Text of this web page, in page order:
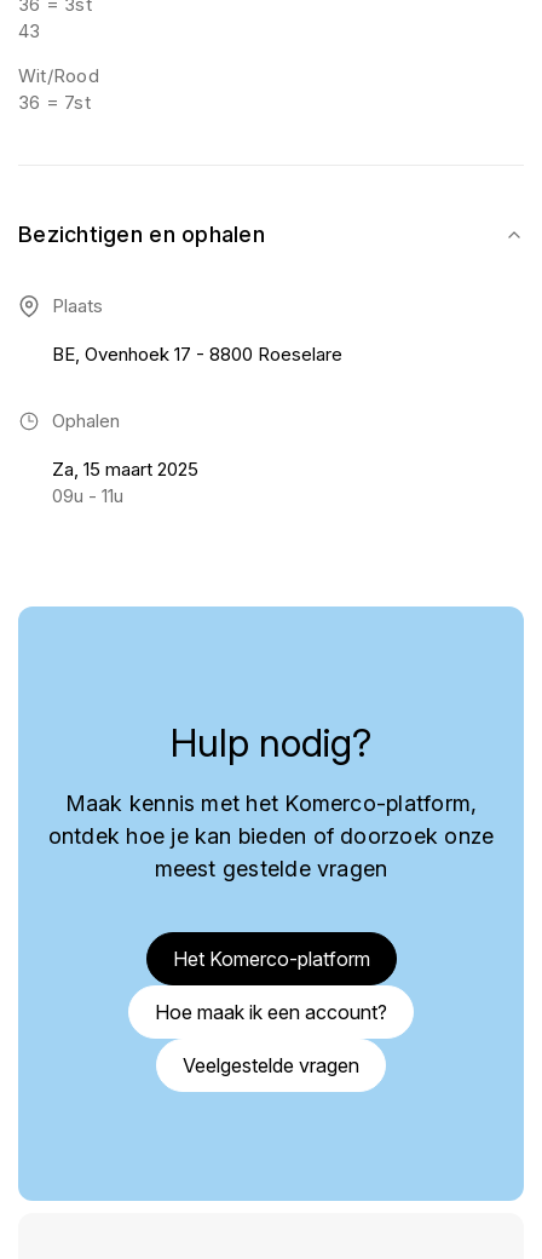
43
Wit/Rood
36 = 7st
Bezichtigen en ophalen
Plaats
BE, Ovenhoek 17 - 8800 Roeselare
Ophalen
Za, 15 maart 2025
09u - 11u
Hulp nodig?
Maak kennis met het Komerco-platform,
ontdek hoe je kan bieden of doorzoek onze
meest gestelde vragen
Het Komerco-platform
Hoe maak ik een account?
Veelgestelde vragen